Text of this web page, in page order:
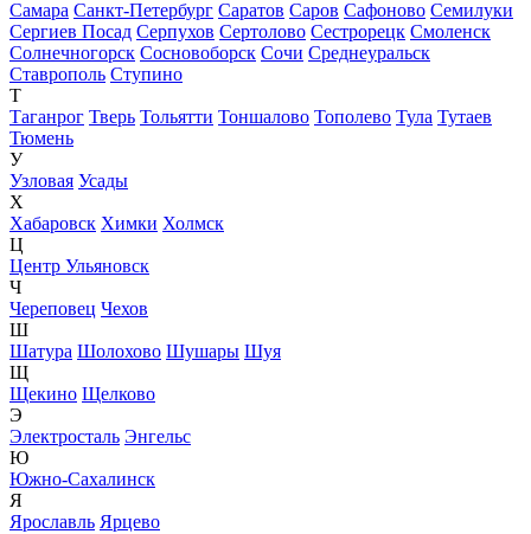
Самара Санкт-Петербург Саратов Саров Сафоново Семилуки
Сергиев Посад Серпухов Сертолово Сестрорецк Смоленск
Солнечногорск Сосновоборск Сочи Среднеуральск
Ставрополь Ступино
Т
Таганрог Тверь Тольятти Тоншалово Тополево Тула Тутаев
Тюмень
У
Узловая Усады
Х
Хабаровск Химки Холмск
Ц
Центр Ульяновск
Ч
Череповец Чехов
Ш
Шатура Шолохово Шушары Шуя
Щ
Щекино Щелково
Э
Электросталь Энгельс
Ю
Южно-Сахалинск
Я
Ярославль Ярцево